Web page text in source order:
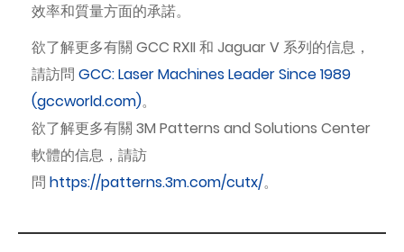
效率和質量方面的承諾。
欲了解更多有關 GCC RXII 和 Jaguar V 系列的信息，
請訪問 GCC: Laser Machines Leader Since 1989
(gccworld.com)。
欲了解更多有關 3M Patterns and Solutions Center
軟體的信息，請訪
問 https://patterns.3m.com/cutx/。